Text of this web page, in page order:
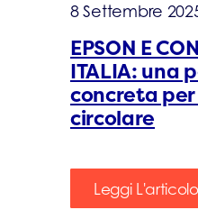
8 Settembre
EPSON E
ITALIA: una
concreta per
circolare
Leggi L'articolo